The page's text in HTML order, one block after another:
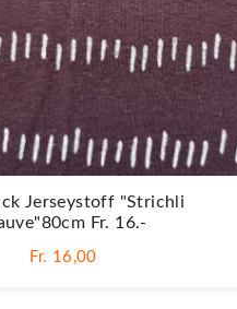
Jerseystoff "Strichli
Fr. 16.-
Fr. 16,00